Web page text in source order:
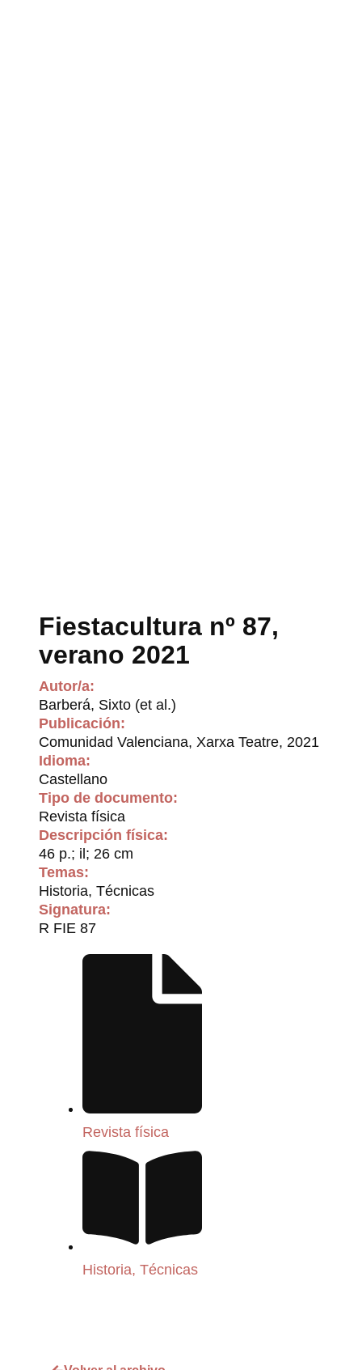
Fiestacultura nº 87,
verano 2021
Autor/a:
Barberá, Sixto (et al.)
Publicación:
Comunidad Valenciana, Xarxa Teatre, 2021
Idioma:
Castellano
Tipo de documento:
Revista física
Descripción física:
46 p.; il; 26 cm
Temas:
Historia, Técnicas
Signatura:
R FIE 87
Revista física
Historia, Técnicas